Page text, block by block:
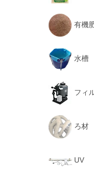
有機
水槽
フィ
ろ材
UV